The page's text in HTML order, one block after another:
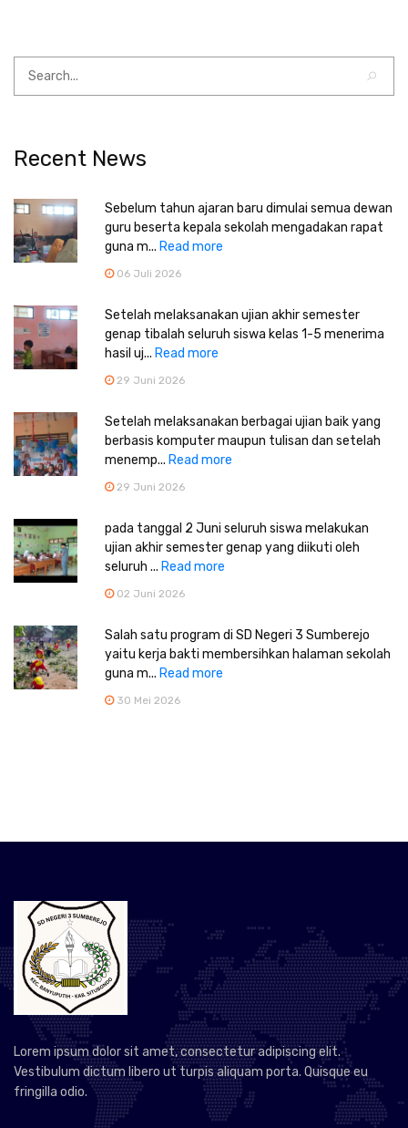
Recent News
Sebelum tahun ajaran baru dimulai semua dewan
guru beserta kepala sekolah mengadakan rapat
guna m... Read more
06 Juli 2026
Setelah melaksanakan ujian akhir semester
genap tibalah seluruh siswa kelas 1-5 menerima
hasil uj... Read more
29 Juni 2026
Setelah melaksanakan berbagai ujian baik yang
berbasis komputer maupun tulisan dan setelah
menemp... Read more
29 Juni 2026
pada tanggal 2 Juni seluruh siswa melakukan
ujian akhir semester genap yang diikuti oleh
seluruh ... Read more
02 Juni 2026
Salah satu program di SD Negeri 3 Sumberejo
yaitu kerja bakti membersihkan halaman sekolah
guna m... Read more
30 Mei 2026
Lorem ipsum dolor sit amet, consectetur adipiscing elit.
Vestibulum dictum libero ut turpis aliquam porta. Quisque eu
fringilla odio.